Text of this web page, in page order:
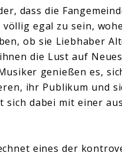
dass die
egal zu sein,
ob sie Liebhaber
die Lust auf
genießen es,
ihr Publikum und
dabei mit einer
eines der